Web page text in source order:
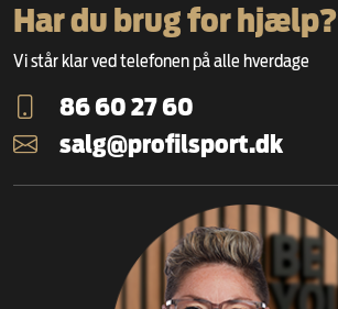
Har du brug for hjælp?
Vi står klar ved telefonen på alle hverdage
86 60 27 60
salg@profilsport.dk